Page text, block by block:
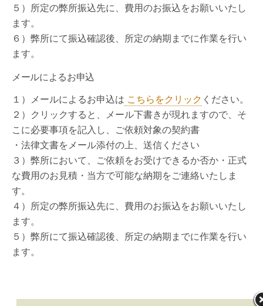
５）所定の弊所振込先に、費用のお振込をお願いいたし
ます。
６）弊所にて振込確認後、所定の納期までに作業を行い
ます。
メールによるお申込
１）メールによるお申込は こちらをクリック ください。
２）クリックすると、メール下書きが現れますので、そ
こに必要事項を記入し、ご依頼対象の契約書
・法律文書をメール添付の上、送信ください
３）弊所において、ご依頼をお受けできるか否か・正式
な費用のお見積・当方で可能な納期をご連絡いたしま
す。
４）所定の弊所振込先に、費用のお振込をお願いいたし
ます。
５）弊所にて振込確認後、所定の納期までに作業を行い
ます。